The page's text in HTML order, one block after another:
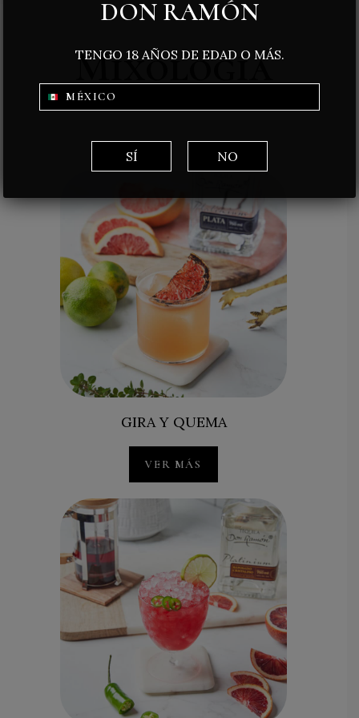
Mixología
GIRA Y QUEMA
VER MÁS
DON RAMÓN
TENGO 18 AÑOS DE EDAD O MÁS.
MÉXICO
SÍ NO